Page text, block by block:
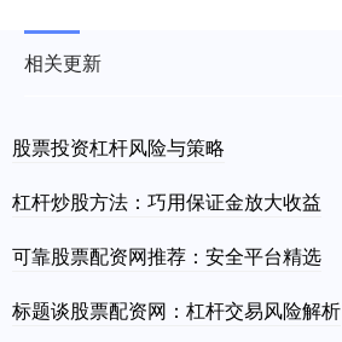
相关更新
股票投资杠杆风险与策略
杠杆炒股方法：巧用保证金放大收益
可靠股票配资网推荐：安全平台精选
标题谈股票配资网：杠杆交易风险解析